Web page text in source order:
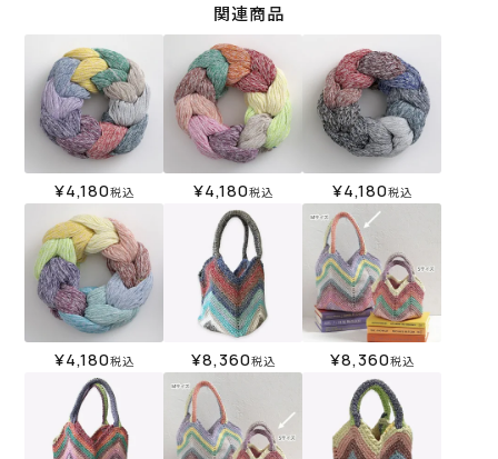
関連商品
¥4,180税込 ¥4,180税込 ¥4,180税込
¥4,180税込 ¥8,360税込 ¥8,360税込